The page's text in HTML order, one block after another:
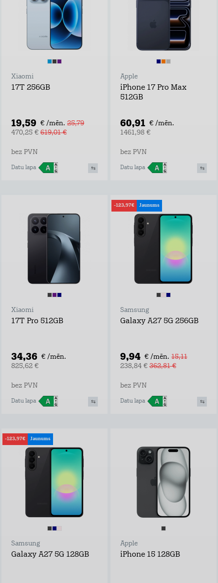
Xiaomi
17T 256GB
19,59 € /mēn. 25,79
470,25 € 619,01 €
bez PVN
Datu lapa
Apple
iPhone 17 Pro Max
512GB
60,91 € /mēn.
1461,98 €
bez PVN
Datu lapa
Xiaomi
17T Pro 512GB
34,36 € /mēn.
825,62 €
bez PVN
Datu lapa
-123,97€ Jaunums
Samsung
Galaxy A27 5G 256GB
9,94 € /mēn. 15,11
238,84 € 362,81 €
bez PVN
Datu lapa
-123,97€ Jaunums
Samsung
Galaxy A27 5G 128GB
Apple
iPhone 15 128GB